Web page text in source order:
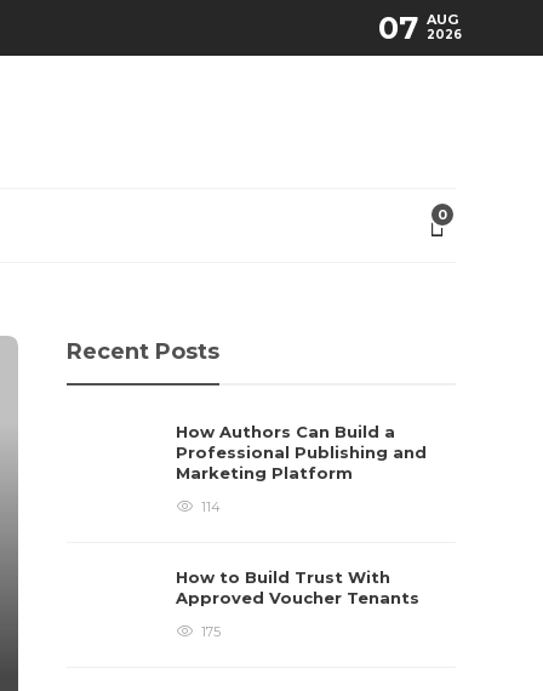
07 AUG
2026
0
Recent Posts
How Authors Can Build a
Professional Publishing and
Marketing Platform
114
How to Build Trust With
Approved Voucher Tenants
175